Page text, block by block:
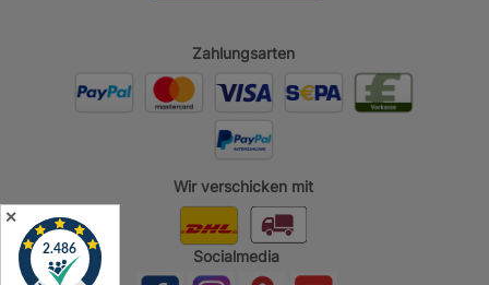
Zahlungsarten
Wir verschicken mit
Socialmedia
✕